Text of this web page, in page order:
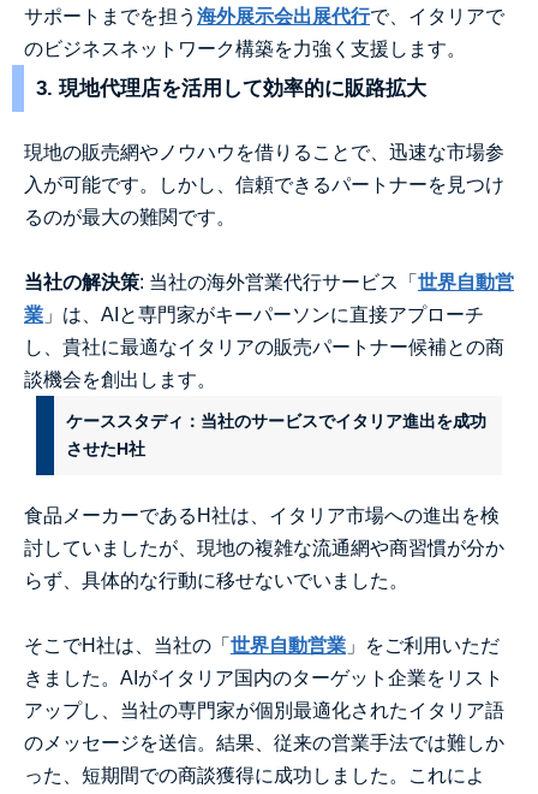
サポートまでを担う 海外展示会出展代行で、イタリアで
のビジネスネットワーク構築を力強く支援します。
3. 現地代理店を活用して効率的に販路拡大
現地の販売網やノウハウを借りることで、迅速な市場参
入が可能です。しかし、信頼できるパートナーを見つけ
るのが最大の難関です。
当社の解決策: 当社の海外営業代行サービス「 世界自動営
業 」は、AIと専門家がキーパーソンに直接アプローチ
し、貴社に最適なイタリアの販売パートナー候補との商
談機会を創出します。
ケーススタディ：当社のサービスでイタリア進出を成功
させたH社
食品メーカーであるH社は、イタリア市場への進出を検
討していましたが、現地の複雑な流通網や商習慣が分か
らず、具体的な行動に移せないでいました。
そこでH社は、当社の「 世界自動営業 」をご利用いただ
きました。AIがイタリア国内のターゲット企業をリスト
アップし、当社の専門家が個別最適化されたイタリア語
のメッセージを送信。結果、従来の営業手法では難しか
った、短期間での商談獲得に成功しました。これによ